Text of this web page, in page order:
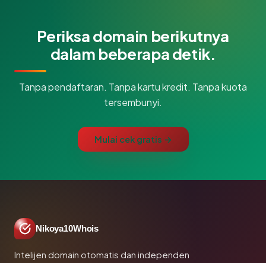
Periksa domain berikutnya
dalam beberapa detik.
Tanpa pendaftaran. Tanpa kartu kredit. Tanpa kuota
tersembunyi.
Mulai cek gratis →
Nikoya10Whois
Intelijen domain otomatis dan independen